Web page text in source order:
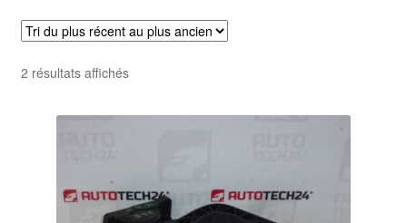
2 résultats affichésTrié
plus
ancien